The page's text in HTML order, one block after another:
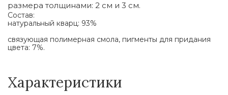
размера толщинами: 2 см и 3 см.
Состав:
натуральный кварц: 93%
связующая полимерная смола, пигменты для придания
цвета: 7%.
Характеристики